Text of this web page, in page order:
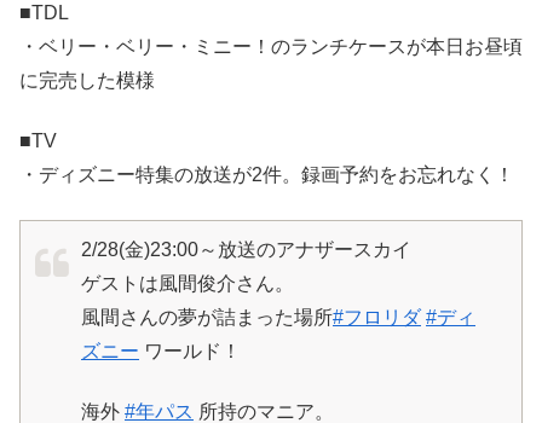
■TDL
・ベリー・ベリー・ミニー！のランチケースが本日お昼頃
に完売した模様
■TV
・ディズニー特集の放送が2件。録画予約をお忘れなく！
2/28(金)23:00～放送のアナザースカイ
ゲストは風間俊介さん。
風間さんの夢が詰まった場所#フロリダ #ディ
ズニー ワールド！
海外 #年パス 所持のマニア。